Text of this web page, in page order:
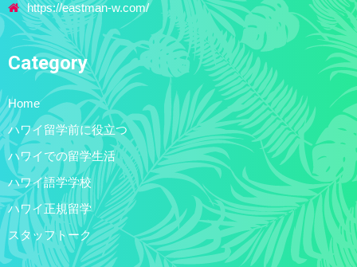
https://eastman-w.com/
Category
Home
ハワイ留学前に役立つ
ハワイでの留学生活
ハワイ語学学校
ハワイ正規留学
スタッフトーク